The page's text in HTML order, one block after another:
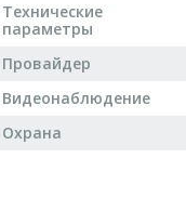
Технические
параметры
Провайдер
Видеонаблюдение
Охрана